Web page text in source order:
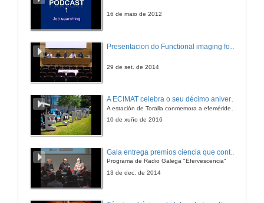
20 de dec. de 2012
20 de dec. de 2012
16 de maio de 2012
29 de set. de 2014
A ECIMAT celebra o seu décimo aniversario
10 de xuño de 2016
Programa de Radio Galega "Efervescencia"
13 de dec. de 2014